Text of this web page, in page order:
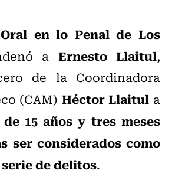
en lo Penal de Los
a Ernesto Llaitul,
de la Coordinadora
(CAM) Héctor Llaitul a
de 15 años y tres meses
ser considerados como
de delitos.